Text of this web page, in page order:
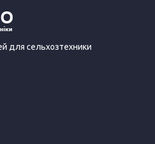
для сельхозтехники